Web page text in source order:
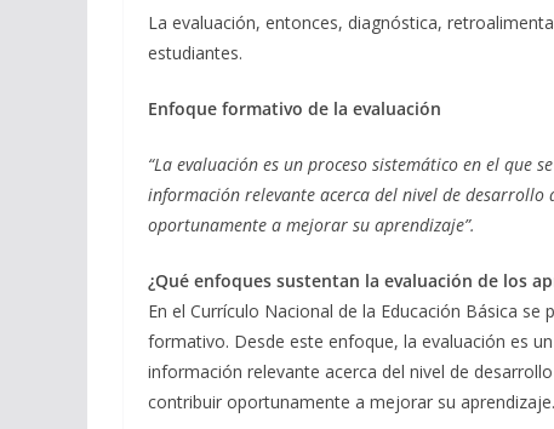
La evaluación, entonces, diagnóstica,
estudiantes.
Enfoque formativo de la evaluación
“La evaluación es un proceso sistemático en el que
información relevante acerca del nivel de
oportunamente a mejorar su aprendizaje”.
¿Qué enfoques sustentan la evaluación de los
En el Currículo Nacional de la Educación Básica
formativo. Desde este enfoque, la evaluación es
información relevante acerca del nivel de
contribuir oportunamente a mejorar su aprendizaje.